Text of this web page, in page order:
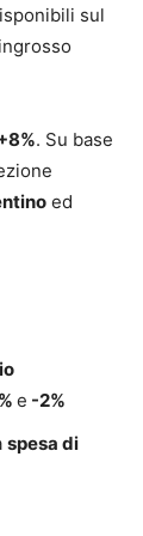
sul
. Su base
ed
e -2%
spesa di